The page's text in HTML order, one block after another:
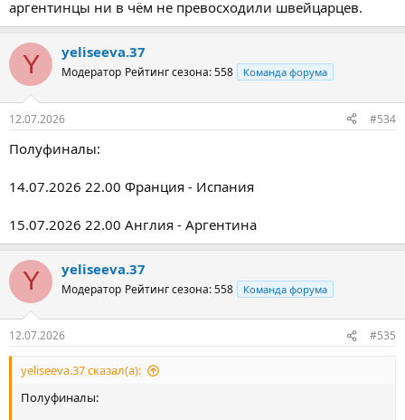
аргентинцы ни в чём не превосходили швейцарцев.
Y yeliseeva.37
Модератор Рейтинг сезона: 558 Команда форума
12.07.2026 #534
Полуфиналы:
14.07.2026 22.00 Франция - Испания
15.07.2026 22.00 Англия - Аргентина
Y yeliseeva.37
Модератор Рейтинг сезона: 558 Команда форума
12.07.2026 #535
yeliseeva.37 сказал(а):
Полуфиналы: